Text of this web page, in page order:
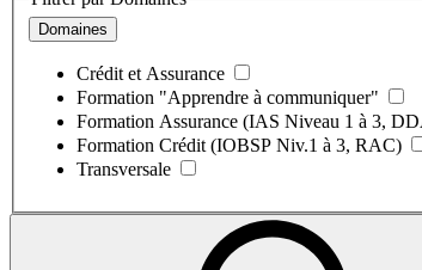
Domaines
Crédit et Assurance
Formation "Apprendre à communiquer"
Formation Assurance (IAS Niveau 1 à 3,
Formation Crédit (IOBSP Niv.1 à 3, RAC)
Transversale